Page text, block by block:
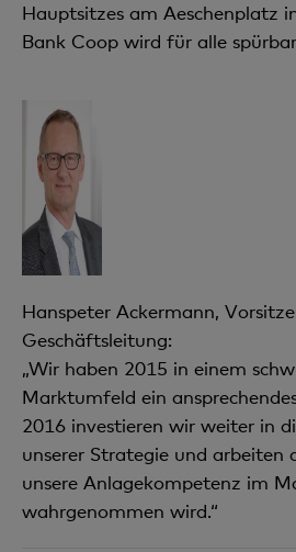
Hauptsitzes am Aeschenplatz
Bank Coop wird für alle
Hanspeter Ackermann,
Geschäftsleitung:
„Wir haben 2015 in einem
Marktumfeld ein
2016 investieren wir weiter in
unserer Strategie und arbeiten
unsere Anlagekompetenz im
wahrgenommen wird.“